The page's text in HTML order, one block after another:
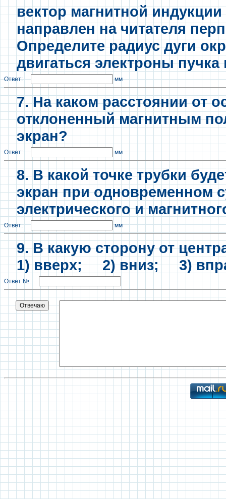
вектор магнитной
направлен на читателя
Определите радиус дуги
двигаться электроны
Ответ: мм
7. На каком расстоянии от
отклоненный магнитным
экран?
Ответ: мм
8. В какой точке трубки
экран при одновременном
электрического и
Ответ: мм
9.В какую сторону от
1) вверх; 2) вниз; 3)
Ответ №: